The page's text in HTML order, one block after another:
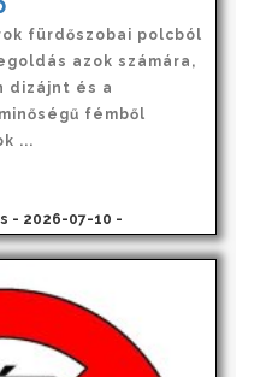
fürdőszobai polcból
azok számára,
dizájnt és a
fémből
...
- 2026-07-10 -